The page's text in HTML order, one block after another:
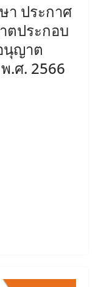
า ประกาศ
ตประกอบ
นุญาต
.ศ. 2566